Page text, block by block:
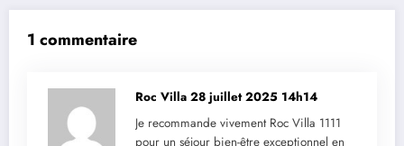
1 commentaire
Roc Villa 28 juillet 2025 14h14
Je recommande vivement Roc Villa 1111
pour un séjour bien-être exceptionnel en